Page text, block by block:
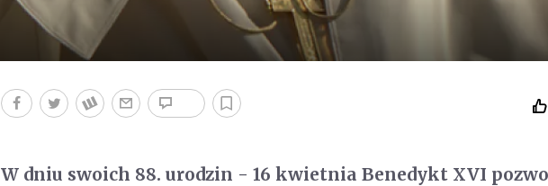
W dniu swoich 88. urodzin - 16 kwietnia Benedykt XVI